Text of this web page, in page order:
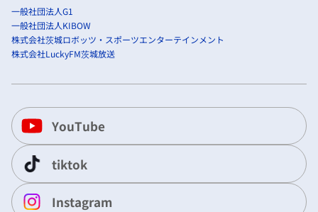
一般社団法人G1
一般社団法人KIBOW
株式会社茨城ロボッツ・スポーツエンターテインメント
株式会社LuckyFM茨城放送
YouTube
tiktok
Instagram